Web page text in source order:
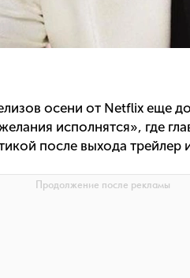
осени от Netflix еще
исполнятся», где
после выхода трейлер